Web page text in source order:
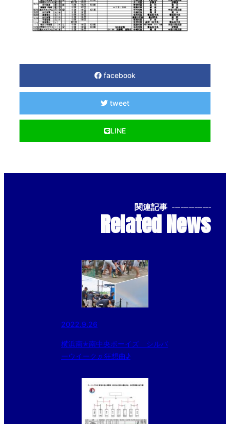
facebook
tweet
LINE
関連記事 --------------
Related News
2022.9.26
横浜南✭南中央ボーイズ シルバ
ーウイーク♬狂想曲♪